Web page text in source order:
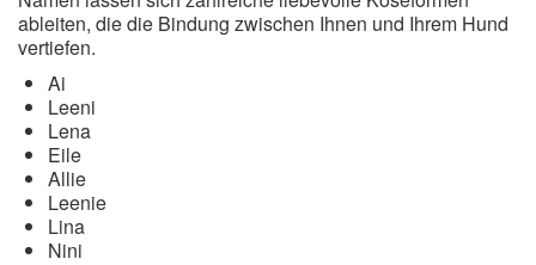
ableiten, die die Bindung zwischen Ihnen und Ihrem Hund
vertiefen.
Ai
Leeni
Lena
Eile
Allie
Leenie
Lina
Nini